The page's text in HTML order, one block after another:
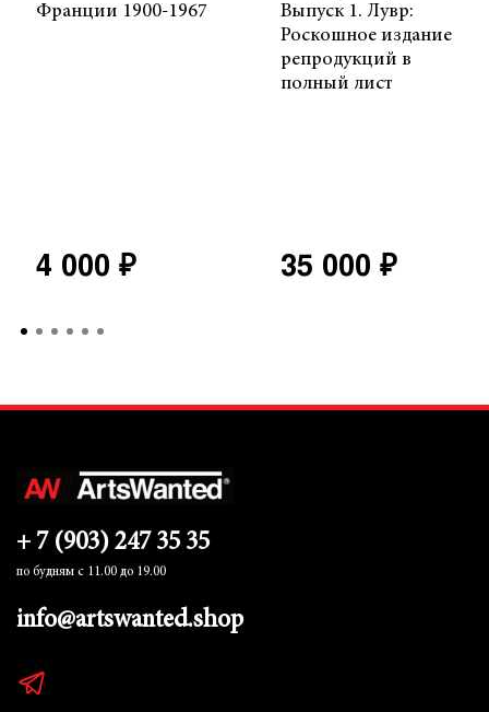
Франции 1900-1967
4 000 ₽
Выпуск 1. Лувр:
Роскошное издание
репродукций в
полный лист
35 000 ₽
+ 7 (903) 247 35 35
по будням с 11.00 до 19.00
info@artswanted.shop